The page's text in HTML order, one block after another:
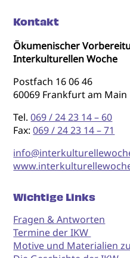
Kontakt
Ökumenischer
Interkulturellen Woche
Postfach 16 06 46
60069 Frankfurt am Main
Tel.069 / 24 23 14 – 60
Fax:069 / 24 23 14 – 71
Wichtige Links
Fragen & Antworten
Termine der IKW
Motive und Materialien